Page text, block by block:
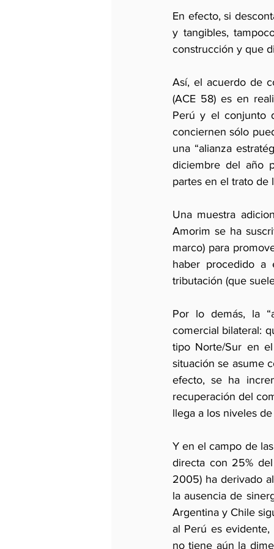
En efecto, si
y tangibles,
construcción y que
Así, el acuerdo de
(ACE 58) es en
Perú y el conjunto
conciernen sólo
una “alianza
diciembre del año
partes en el trato de
Una muestra
Amorim se ha
marco) para
haber procedido a
tributación (que
Por lo demás, la
comercial bilateral:
tipo Norte/Sur en
situación se asume
efecto, se ha
recuperación del
llega a los niveles de
Y en el campo de
directa con 25%
2005) ha derivado
la ausencia de
Argentina y Chile
al Perú es
no tiene aún la